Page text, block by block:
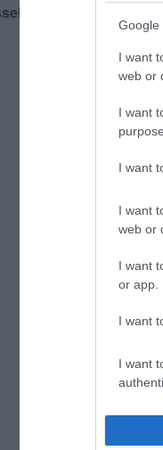
Google
I want
web or
I want
I want
I want
web or
I want
or app.
I want
I want
hírekről,